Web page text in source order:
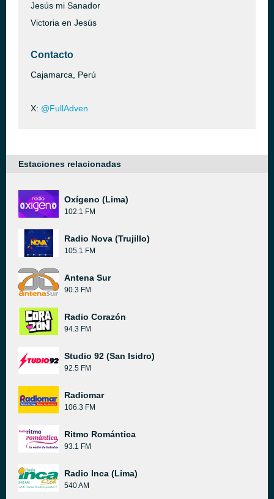
Jesús mi Sanador
Victoria en Jesús
Contacto
Cajamarca, Perú
X: @FullAdven
Estaciones relacionadas
Oxígeno (Lima)
102.1 FM
Radio Nova (Trujillo)
105.1 FM
Antena Sur
90.3 FM
Radio Corazón
94.3 FM
Studio 92 (San Isidro)
92.5 FM
Radiomar
106.3 FM
Ritmo Romántica
93.1 FM
Radio Inca (Lima)
540 AM